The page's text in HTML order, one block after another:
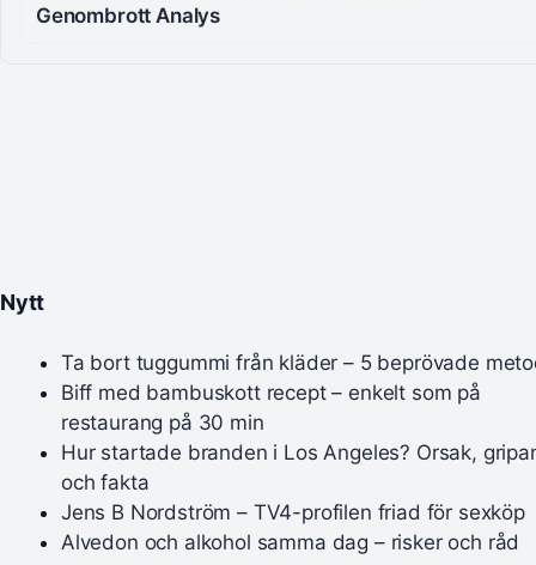
Genombrott Analys
Nytt
Ta bort tuggummi från kläder – 5 beprövade
Biff med bambuskott recept – enkelt som på
restaurang på 30 min
Hur startade branden i Los Angeles? Orsak,
och fakta
Jens B Nordström – TV4-profilen friad för sexköp
Alvedon och alkohol samma dag – risker och råd